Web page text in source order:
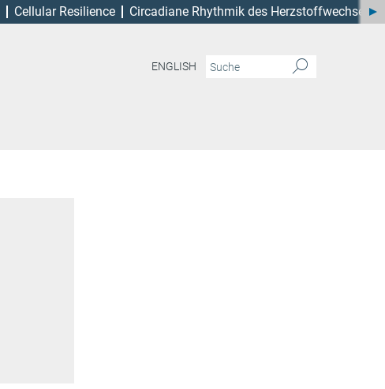
Cellular Resilience Circadiane Rhythmik des Herzstoffwechsels
ENGLISH